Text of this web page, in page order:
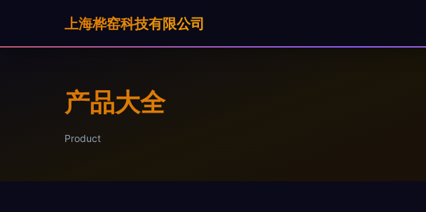
上海桦窑科技有限公司
产品大全
Product